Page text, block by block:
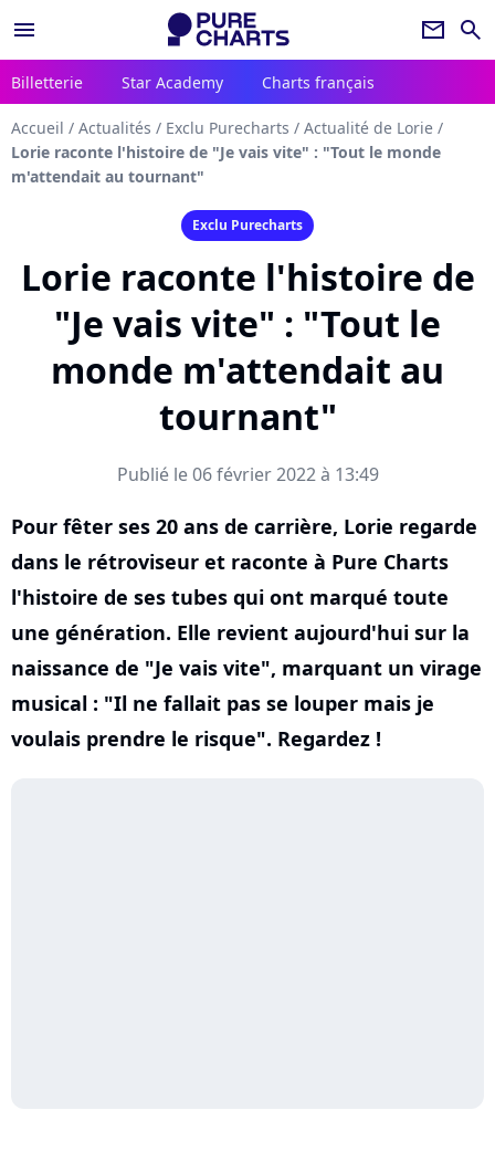
menu newsletter search
Billetterie Star Academy Charts français
Accueil / Actualités / Exclu Purecharts / Actualité de Lorie /
Lorie raconte l'histoire de "Je vais vite" : "Tout le monde
m'attendait au tournant"
Exclu Purecharts
Lorie raconte l'histoire de
"Je vais vite" : "Tout le
monde m'attendait au
tournant"
Publié le 06 février 2022 à 13:49
Pour fêter ses 20 ans de carrière, Lorie regarde
dans le rétroviseur et raconte à Pure Charts
l'histoire de ses tubes qui ont marqué toute
une génération. Elle revient aujourd'hui sur la
naissance de "Je vais vite", marquant un virage
musical : "Il ne fallait pas se louper mais je
voulais prendre le risque". Regardez !